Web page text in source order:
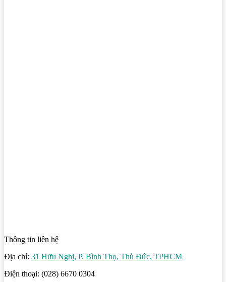
Thông tin liên hệ
Địa chỉ: 31 Hữu Nghị, P. Bình Thọ, Thủ Đức, TPHCM
Điện thoại: (028) 6670 0304